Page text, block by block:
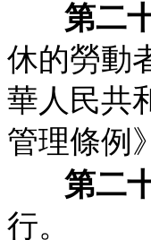
第二
休的勞動
華人民共
管理條例
第二
行。